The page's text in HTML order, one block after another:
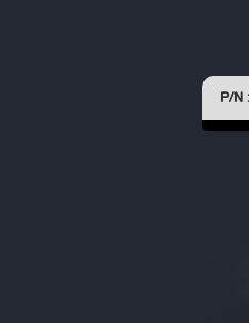
P/N